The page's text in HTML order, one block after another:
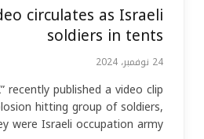
circulates as Israeli
soldiers in tents
24 نوفمبر، 2024
recently published a video clip
hitting group of soldiers,
were Israeli occupation army…